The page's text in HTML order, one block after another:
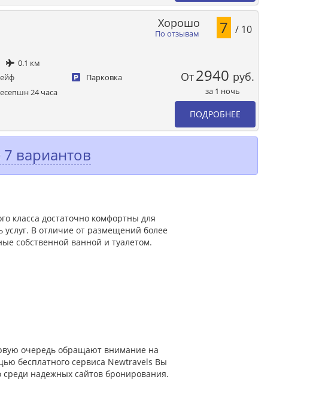
0.1 км
Парковка
24 часа
По отзывам
Хорошо 7 / 10
От2940 руб.
за 1 ночь
ПОДРОБНЕЕ
вариантов
класса достаточно комфортны для
В отличие от размещений более
собственной ванной и туалетом.
очередь обращают внимание на
бесплатного сервиса Newtravels Вы
среди надежных сайтов бронирования.